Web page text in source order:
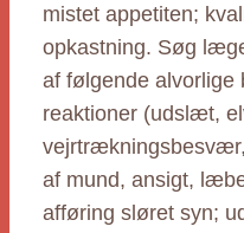
mistet appetiten;
opkastning. Søg
af følgende alvorlige
reaktioner (udslæt,
af mund, ansigt,
afføring sløret syn;